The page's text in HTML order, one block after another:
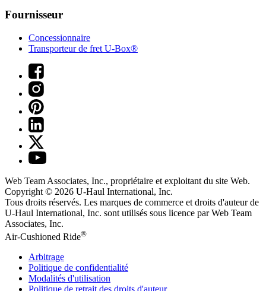
Fournisseur
Concessionnaire
Transporteur de fret U-Box®
Web Team Associates, Inc., propriétaire et exploitant du site Web.
Copyright © 2026 U-Haul International, Inc.
Tous droits réservés. Les marques de commerce et droits d'auteur de
U-Haul International, Inc. sont utilisés sous licence par Web Team
Associates, Inc.
Air-Cushioned Ride®
Arbitrage
Politique de confidentialité
Modalités d'utilisation